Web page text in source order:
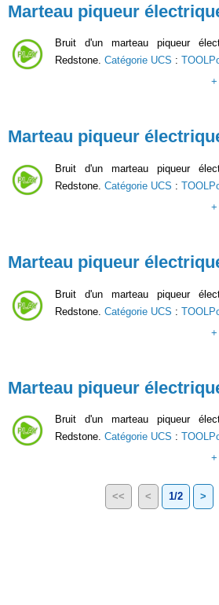
Marteau piqueur
Bruit d'un marteau piqueur
Redstone. Catégorie UCS :
+
Marteau piqueur
Bruit d'un marteau piqueur
Redstone. Catégorie UCS :
+
Marteau piqueur
Bruit d'un marteau piqueur
Redstone. Catégorie UCS :
+
Marteau piqueur
Bruit d'un marteau piqueur
Redstone. Catégorie UCS :
+
<< < 1/2 >